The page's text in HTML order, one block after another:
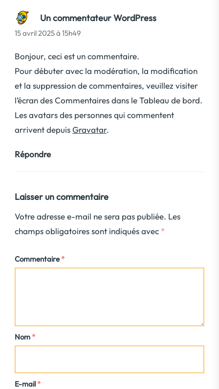
Un commentateur WordPress
15 avril 2025 à 15h49
Bonjour, ceci est un commentaire.
Pour débuter avec la modération, la modification
et la suppression de commentaires, veuillez visiter
l’écran des Commentaires dans le Tableau de bord.
Les avatars des personnes qui commentent
arrivent depuisGravatar.
Répondre
Laisser un commentaire
Votre adresse e-mail ne sera pas publiée. Les
champs obligatoires sont indiqués avec *
Commentaire*
Nom*
E-mail*